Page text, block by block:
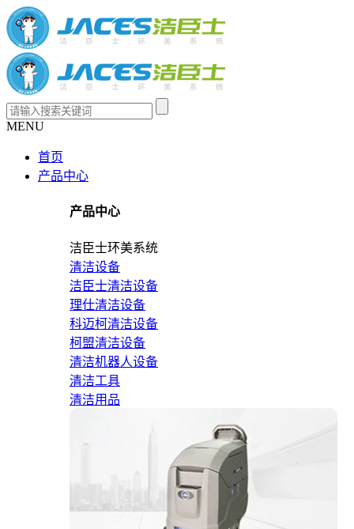
MENU
首页
产品中心
产品中心
洁臣士环美系统
清洁设备
洁臣士清洁设备
理仕清洁设备
科迈柯清洁设备
柯盟清洁设备
清洁机器人设备
清洁工具
清洁用品